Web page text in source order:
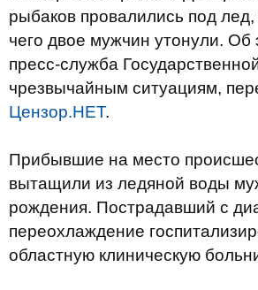
рыбаков провалились под лед,
чего двое мужчин утонули.
пресс-служба
чрезвычайным ситуациям,
Цензор.НЕТ.
Прибывшие на место
вытащили из ледяной воды
рождения. Пострадавший с
переохлаждение
областную клиническую